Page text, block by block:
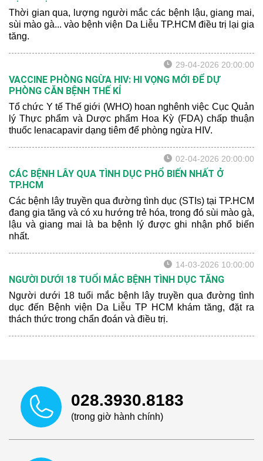
Thời gian qua, lượng người mắc các bệnh lậu, giang mai,
sùi mào gà... vào bệnh viện Da Liễu TP.HCM điều trị lại gia
tăng.
29-04-2026 20:00:00
VACCINE PHÒNG NGỪA HIV: HI VỌNG MỚI ĐỂ DỰ
PHÒNG CĂN BỆNH THẾ KỈ
Tổ chức Y tế Thế giới (WHO) hoan nghênh việc Cục Quản
lý Thực phẩm và Dược phẩm Hoa Kỳ (FDA) chấp thuận
thuốc lenacapavir dạng tiêm để phòng ngừa HIV.
02-04-2026 20:00:00
CÁC BỆNH LÂY QUA TÌNH DỤC PHỔ BIẾN NHẤT Ở
TP.HCM
Các bệnh lây truyền qua đường tình dục (STIs) tại TP.HCM
đang gia tăng và có xu hướng trẻ hóa, trong đó sùi mào gà,
lậu và giang mai là ba bệnh lý được ghi nhận phổ biến
nhất.
14-03-2026 10:00:00
NGƯỜI DƯỚI 18 TUỔI MẮC BỆNH TÌNH DỤC TĂNG
Người dưới 18 tuổi mắc bệnh lây truyền qua đường tình
dục đến Bệnh viện Da Liễu TP HCM khám tăng, đặt ra
thách thức trong chẩn đoán và điều trị.
028.3930.8183
(trong giờ hành chính)